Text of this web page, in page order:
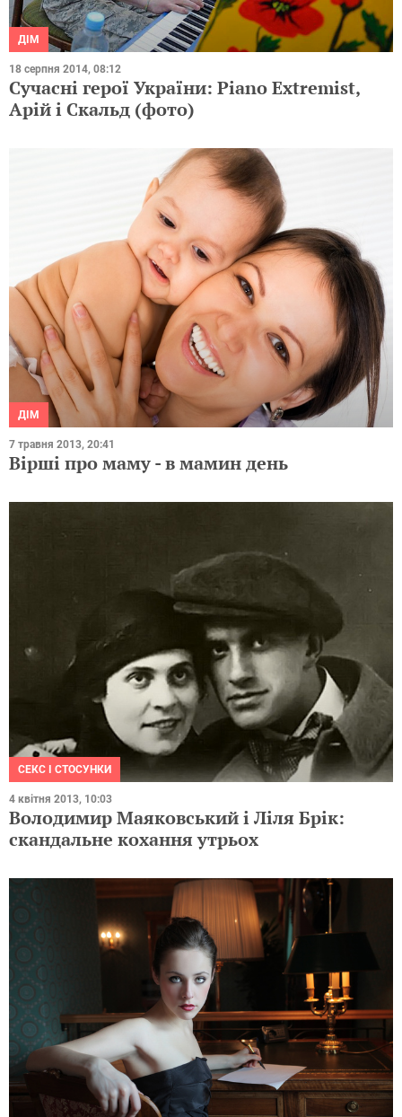
ДІМ
18 серпня 2014, 08:12
Сучасні герої України: Piano Extremist,
Арій і Скальд (фото)
ДІМ
7 травня 2013, 20:41
Вірші про маму - в мамин день
СЕКС І СТОСУНКИ
4 квітня 2013, 10:03
Володимир Маяковський і Ліля Брік:
скандальне кохання утрьох